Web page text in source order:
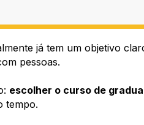
já tem um objetivo
pessoas.
escolher o curso de
tempo.